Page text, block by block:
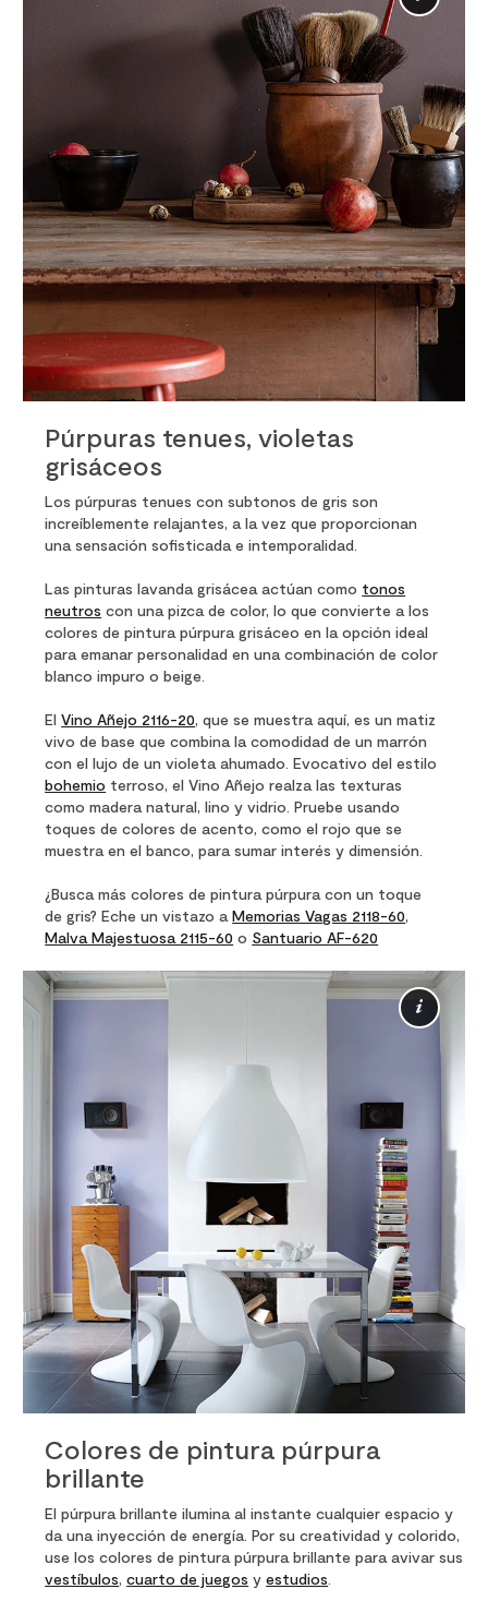
Púrpuras tenues, violetas
grisáceos
Los púrpuras tenues con subtonos de gris son
increíblemente relajantes, a la vez que proporcionan
una sensación sofisticada e intemporalidad.
Las pinturas lavanda grisácea actúan como tonos
neutros con una pizca de color, lo que convierte a los
colores de pintura púrpura grisáceo en la opción ideal
para emanar personalidad en una combinación de color
blanco impuro o beige.
ElVino Añejo 2116-20, que se muestra aquí, es un matiz
vivo de base que combina la comodidad de un marrón
con el lujo de un violeta ahumado. Evocativo del estilo
bohemio terroso, el Vino Añejo realza las texturas
como madera natural, lino y vidrio. Pruebe usando
toques de colores de acento, como el rojo que se
muestra en el banco, para sumar interés y dimensión.
¿Busca más colores de pintura púrpura con un toque
de gris? Eche un vistazo aMemorias Vagas 2118-60,
Malva Majestuosa 2115-60 o Santuario AF-620
Más
Colores de pintura púrpura
brillante
El púrpura brillante ilumina al instante cualquier espacio y
da una inyección de energía. Por su creatividad y colorido,
use los colores de pintura púrpura brillante para avivar sus
vestíbulos,cuarto de juegos yestudios